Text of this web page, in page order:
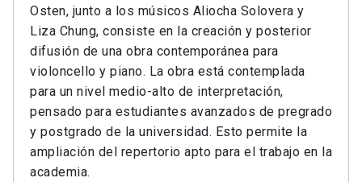
Osten, junto a los músicos Aliocha Solovera y
Liza Chung, consiste en la creación y posterior
difusión de una obra contemporánea para
violoncello y piano. La obra está contemplada
para un nivel medio-alto de interpretación,
pensado para estudiantes avanzados de pregrado
y postgrado de la universidad. Esto permite la
ampliación del repertorio apto para el trabajo en la
academia.